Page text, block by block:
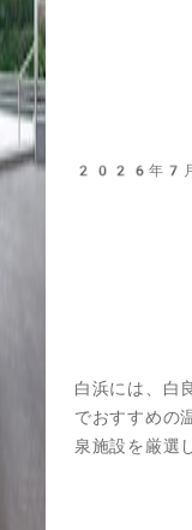
2026年7
白浜には、白
でおすすめの
泉施設を厳選